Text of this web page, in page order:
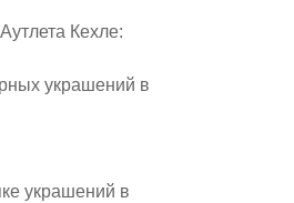
Кехле:
украшений в
украшений в